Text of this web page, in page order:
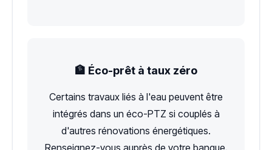
🏦 Éco-prêt à taux zéro
Certains travaux liés à l'eau peuvent être
intégrés dans un éco-PTZ si couplés à
d'autres rénovations énergétiques.
Renseignez-vous auprès de votre banque.